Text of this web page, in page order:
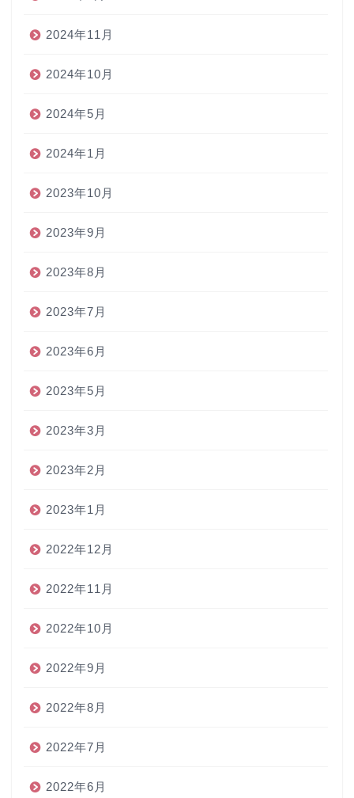
2024年11月
2024年10月
2024年5月
2024年1月
2023年10月
2023年9月
2023年8月
2023年7月
2023年6月
2023年5月
2023年3月
2023年2月
2023年1月
2022年12月
2022年11月
2022年10月
2022年9月
2022年8月
2022年7月
2022年6月